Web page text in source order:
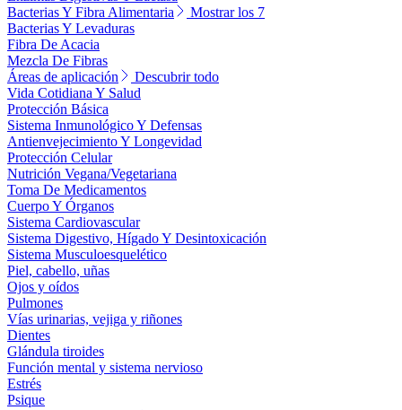
Bacterias Y Fibra Alimentaria
Mostrar los 7
Bacterias Y Levaduras
Fibra De Acacia
Mezcla De Fibras
Áreas de aplicación
Descubrir todo
Vida Cotidiana Y Salud
Protección Básica
Sistema Inmunológico Y Defensas
Antienvejecimiento Y Longevidad
Protección Celular
Nutrición Vegana/Vegetariana
Toma De Medicamentos
Cuerpo Y Órganos
Sistema Cardiovascular
Sistema Digestivo, Hígado Y Desintoxicación
Sistema Musculoesquelético
Piel, cabello, uñas
Ojos y oídos
Pulmones
Vías urinarias, vejiga y riñones
Dientes
Glándula tiroides
Función mental y sistema nervioso
Estrés
Psique